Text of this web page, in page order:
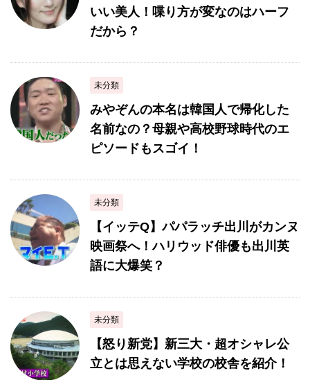
いい美人！喋り方が変なのはハーフ
だから？
未分類
みやぞんの本名は韓国人で帰化した
名前なの？母親や高校野球時代のエ
ピソードもスゴイ！
未分類
【イッテQ】パパラッチ出川がカンヌ
映画祭へ！ハリウッド俳優も出川英
語に大爆笑？
未分類
【怒り新党】新三大・超オシャレ公
立とは思えない学校の校舎を紹介！